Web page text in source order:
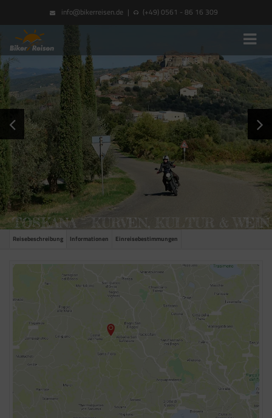
info@bikerreisen.de | (+49) 0561 - 86 16 309
TOSKANA – KURVEN, KULTUR & WEIN
Reisebeschreibung Informationen Einreisebestimmungen